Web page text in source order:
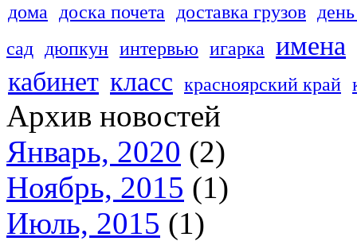
дома доска почета доставка грузов
сад дюпкун интервью игарка имена
кабинет класс красноярский край
Архив новостей
Январь, 2020 (2)
Ноябрь, 2015 (1)
Июль, 2015 (1)